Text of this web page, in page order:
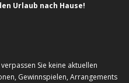
Urlaub nach Hause!
Sie keine aktuellen
Gewinnspielen, Arrangements